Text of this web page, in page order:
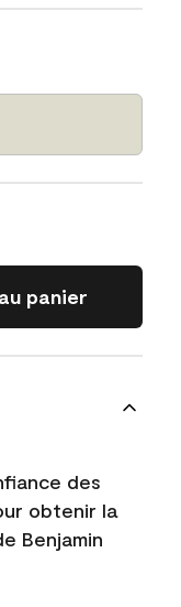
panier
des
obtenir la
Benjamin